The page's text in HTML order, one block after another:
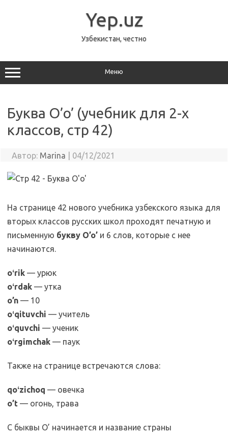
Yep.uz
Узбекистан, честно
Меню
Буква O’o’ (учебник для 2-х
классов, стр 42)
Автор: Marina 04/12/2021
На странице 42 нового учебника узбекского языка для
вторых классов русских школ проходят печатную и
письменную букву O’o’ и 6 слов, которые с нее
начинаются.
oʻrik — урюк
oʻrdak — утка
o’n — 10
oʻqituvchi — учитель
oʻquvchi — ученик
oʻrgimchak — паук
Также на странице встречаются слова:
qoʻzichoq — овечка
o’t — огонь, трава
С быквы O’ начинается и название страны